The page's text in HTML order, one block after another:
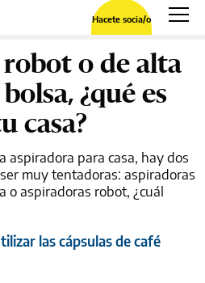
Hacete socia/o
o de alta
¿qué es
casa?
aspiradora para casa, hay dos
muy tentadoras: aspiradoras
o aspiradoras robot, ¿cuál
las cápsulas de café